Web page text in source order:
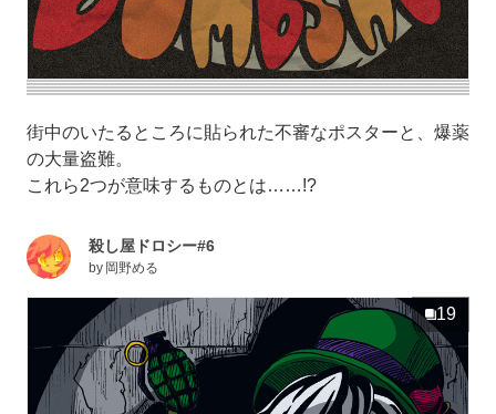
街中のいたるところに貼られた不審なポスターと、爆薬
の大量盗難。
これら2つが意味するものとは……!?
殺し屋ドロシー#6
by 岡野める
19